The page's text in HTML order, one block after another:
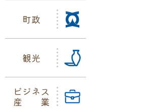
町政
観光
ビジネス
産業